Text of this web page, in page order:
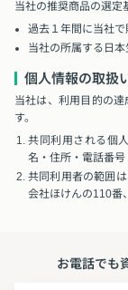
当社の推奨商品の選定
過去１年間に当社
当社の所属する日
個人情報の取扱
当社は、利用目的の
す。
共同利用される個
名・住所・電話番号
共同利用者の範囲
会社ほけんの110番
お電話でも